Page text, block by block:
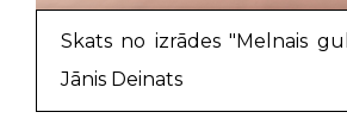
Skats no izrādes "Melnais
Jānis Deinats